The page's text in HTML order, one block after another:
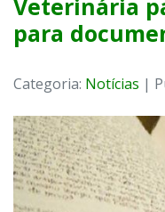
Veterinária
para
Categoria: Notícias |